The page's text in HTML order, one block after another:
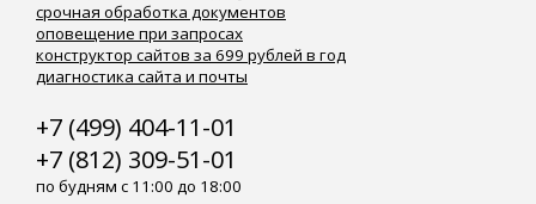
срочная обработка документов
оповещение при запросах
конструктор сайтов за 699 рублей в год
диагностика сайта и почты
+7 (499) 404-11-01
+7 (812) 309-51-01
по будням с 11:00 до 18:00